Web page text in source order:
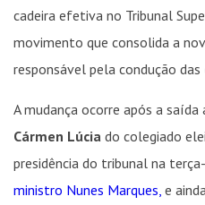
cadeira efetiva no Tribunal
movimento que consolida a
responsável pela condução das
A mudança ocorre após a
Cármen Lúcia do colegiado
presidência do tribunal na
ministro Nunes Marques, e